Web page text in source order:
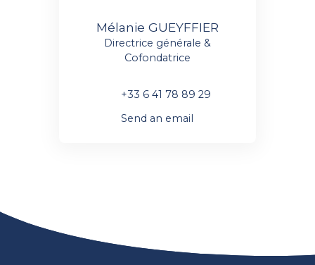
Mélanie GUEYFFIER
Directrice générale &
Cofondatrice
+33 6 41 78 89 29
Send an email